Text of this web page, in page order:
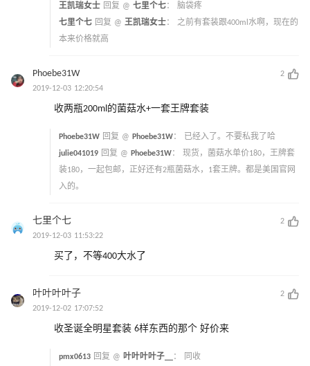
王凯瑞女士 回复 @ 七里个七： 脑袋疼
七里个七 回复 @ 王凯瑞女士： 之前有套装跟400ml水啊，现在的
本来价格就高
Phoebe31W
2
2019-12-03 12:20:54
收两瓶200ml的菌菇水+一套王牌套装
Phoebe31W 回复 @ Phoebe31W： 已经入了。不要私我了哈
julie041019 回复 @ Phoebe31W： 现货，菌菇水单价180，王牌套
装180，一起包邮，正好还有2瓶菌菇水，1套王牌。都是美国官网
入的。
七里个七
2
2019-12-03 11:53:22
买了，不等400大水了
叶叶叶叶子
2
2019-12-02 17:07:52
收圣诞全明星套装 6样东西的那个 好价来
pmx0613 回复 @ 叶叶叶叶子__：
同收